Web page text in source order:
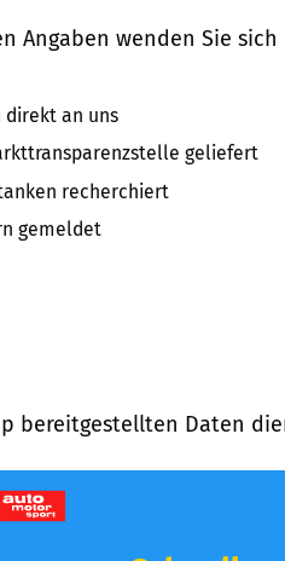
Angaben wenden Sie
direkt an uns
geliefert
recherchiert
gemeldet
bereitgestellten Daten